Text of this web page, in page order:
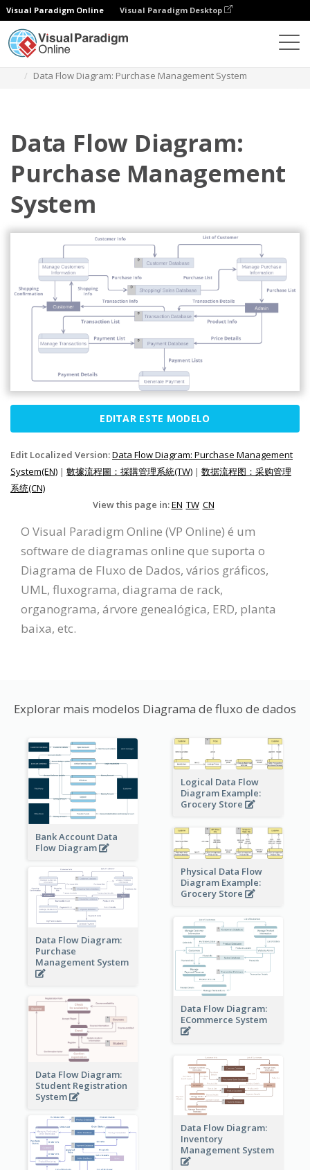
Visual Paradigm Online Visual Paradigm Desktop
Data Flow Diagram: Purchase Management System
Data Flow Diagram:
Purchase Management
System
EDITAR ESTE MODELO
Edit Localized Version:Data Flow Diagram: Purchase Management
System(EN) | 數據流程圖：採購管理系統(TW) | 数据流程图：采购管理
系统(CN)
View this page in:EN TW CN
O Visual Paradigm Online (VP Online) é um
software de diagramas online que suporta o
Diagrama de Fluxo de Dados, vários gráficos,
UML, fluxograma, diagrama de rack,
organograma, árvore genealógica, ERD, planta
baixa, etc.
Explorar mais modelos Diagrama de fluxo de dados
Bank Account Data
Flow Diagram
Logical Data Flow
Diagram Example:
Grocery Store
Physical Data Flow
Diagram Example:
Grocery Store
Data Flow Diagram:
Purchase
Management System
Data Flow Diagram:
ECommerce System
Data Flow Diagram:
Student Registration
System
Data Flow Diagram:
Inventory
Management System